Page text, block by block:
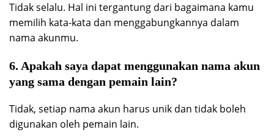
Tidak selalu. Hal ini tergantung dari bagaimana kamu
memilih kata-kata dan menggabungkannya dalam
nama akunmu.
6. Apakah saya dapat menggunakan nama akun
yang sama dengan pemain lain?
Tidak, setiap nama akun harus unik dan tidak boleh
digunakan oleh pemain lain.